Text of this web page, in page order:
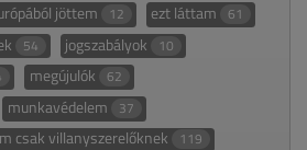
jöttem 12 ezt láttam 61
54 jogszabályok 10
megújulók 62
munkavédelem 37
csak villanyszerelőknek 119